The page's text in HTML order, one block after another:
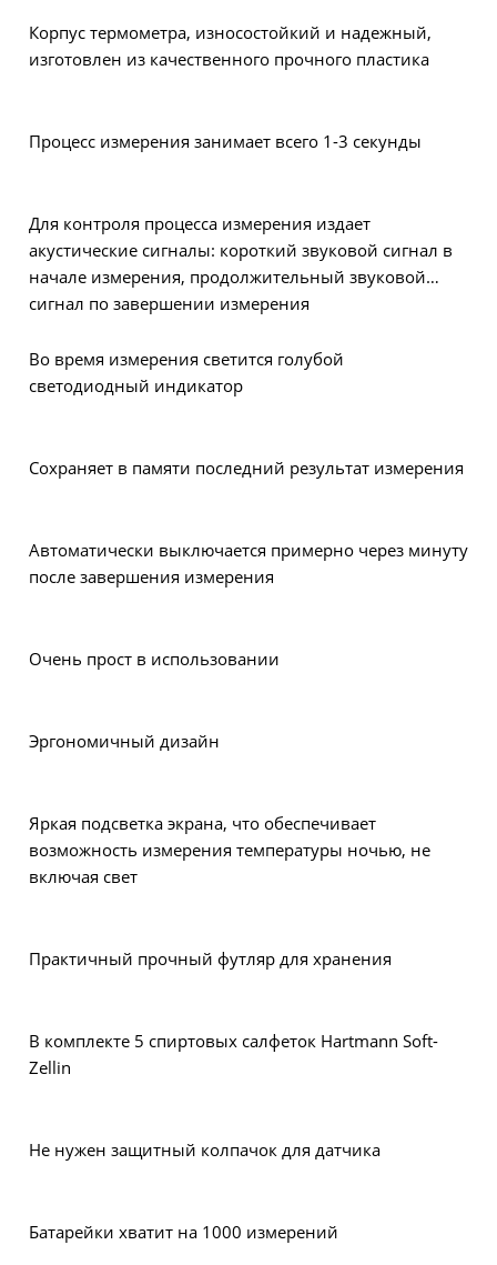
Корпус термометра, износостойкий и надежный,
изготовлен из качественного прочного пластика
Процесс измерения занимает всего 1-3 секунды
Для контроля процесса измерения издает
акустические сигналы: короткий звуковой сигнал в
начале измерения, продолжительный звуковой
сигнал по завершении измерения
Во время измерения светится голубой
светодиодный индикатор
Сохраняет в памяти последний результат измерения
Автоматически выключается примерно через минуту
после завершения измерения
Очень прост в использовании
Эргономичный дизайн
Яркая подсветка экрана, что обеспечивает
возможность измерения температуры ночью, не
включая свет
Практичный прочный футляр для хранения
В комплекте 5 спиртовых салфеток Hartmann Soft-
Zellin
Не нужен защитный колпачок для датчика
Батарейки хватит на 1000 измерений